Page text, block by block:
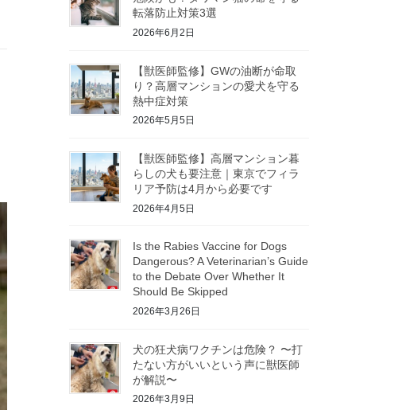
転落防止対策3選
2026年6月2日
【獣医師監修】GWの油断が命取
り？高層マンションの愛犬を守る
熱中症対策
2026年5月5日
【獣医師監修】高層マンション暮
らしの犬も要注意｜東京でフィラ
リア予防は4月から必要です
2026年4月5日
Is the Rabies Vaccine for Dogs
Dangerous? A Veterinarian’s Guide
to the Debate Over Whether It
Should Be Skipped
2026年3月26日
犬の狂犬病ワクチンは危険？ 〜打
たない方がいいという声に獣医師
が解説〜
2026年3月9日